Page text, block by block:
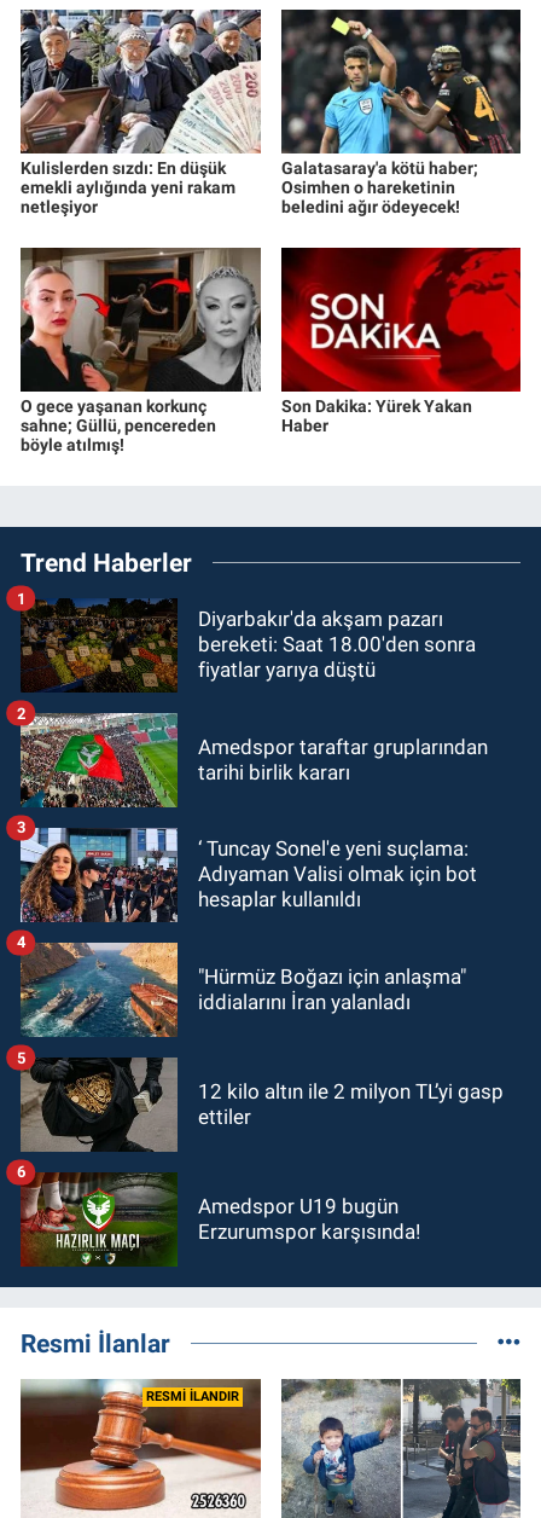
Kulislerden sızdı: En düşük
emekli aylığında yeni rakam
netleşiyor
Galatasaray'a kötü haber;
Osimhen o hareketinin
beledini ağır ödeyecek!
O gece yaşanan korkunç
sahne; Güllü, pencereden
böyle atılmış!
Son Dakika: Yürek Yakan
Haber
Trend Haberler
Diyarbakır'da akşam pazarı
bereketi: Saat 18.00'den sonra
fiyatlar yarıya düştü
1
Amedspor taraftar gruplarından
tarihi birlik kararı
2
‘ Tuncay Sonel'e yeni suçlama:
Adıyaman Valisi olmak için bot
hesaplar kullanıldı
3
"Hürmüz Boğazı için anlaşma"
iddialarını İran yalanladı
4
12 kilo altın ile 2 milyon TL’yi gasp
ettiler
5
Amedspor U19 bugün
Erzurumspor karşısında!
6
Resmi İlanlar
RESMİ İLANDIR